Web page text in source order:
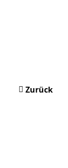
Zurück